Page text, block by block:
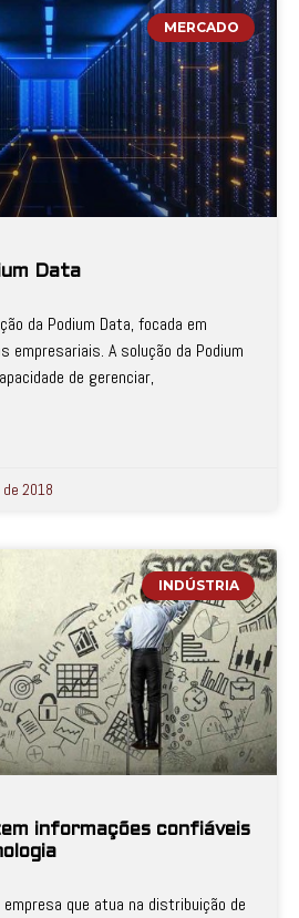
MERCADO
Data
da Podium Data, focada em
empresariais. A solução da Podium
de gerenciar,
2018
INDÚSTRIA
informações confiáveis
empresa que atua na distribuição de